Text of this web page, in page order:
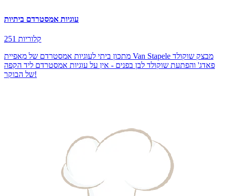
עוגיות אמסטרדם ביתיות
251 קלוריות
מתכון ביתי לעוגיות אמסטרדם של מאפיית Van Stapele מבצק שוקולד
פאדג' והפתעת שוקולד לבן בפנים - אין על עוגיות אמסטרדם ליד הקפה
של הבוקר!